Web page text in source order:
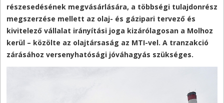
részesedésének megvásárlására, a többségi tulajdonrész
megszerzése mellett az olaj- és gázipari tervező és
kivitelező vállalat irányítási joga kizárólagosan a Molhoz
kerül – közölte az olajtársaság az MTI-vel. A tranzakció
zárásához versenyhatósági jóváhagyás szükséges.